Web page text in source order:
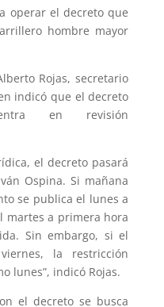
operar el decreto que
hombre mayor
Rojas, secretario
indicó que el decreto
en revisión
el decreto pasará
Ospina. Si mañana
se publica el lunes a
martes a primera hora
Sin embargo, si el
la restricción
lunes”, indicó Rojas.
el decreto se busca